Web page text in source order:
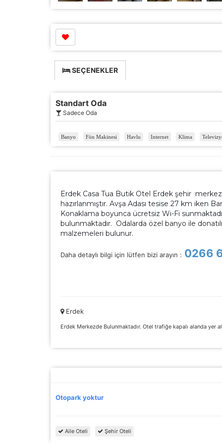
SEÇENEKLER
Standart Oda
Sadece Oda
Banyo Fön Makinesi Havlu Internet Klima
Erdek Casa Tua Butik Otel Erdek şehir
hazırlanmıştır. Avşa Adası tesise 27 km iken
Konaklama boyunca ücretsiz Wi-Fi
bulunmaktadır. Odalarda özel banyo ile
malzemeleri bulunur.
Daha detaylı bilgi için lütfen bizi arayın : 0266
Erdek
Erdek Merkezde Bulunmaktadır. Otel trafiğe kapalı alanda yer
Otopark yoktur
Aile Oteli Şehir Oteli